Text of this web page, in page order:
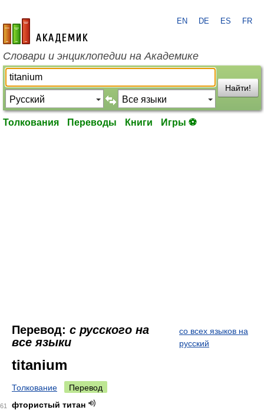
academic.ru
EN DE ES FR
Словари и энциклопедии на Академике
Найти!
Толкования Переводы Книги Игры ⚽
Перевод: с русского на
все языки
со всех языков на
русский
titanium
Толкование Перевод
61
фтористый титан